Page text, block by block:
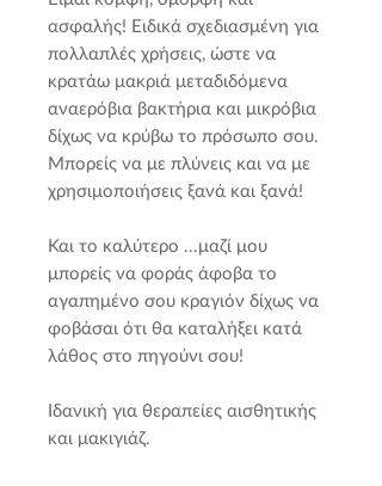
ασφαλής! Ειδικά σχεδιασμένη για
πολλαπλές χρήσεις, ώστε να
κρατάω μακριά μεταδιδόμενα
αναερόβια βακτήρια και μικρόβια
δίχως να κρύβω το πρόσωπο σου.
Μπορείς να με πλύνεις και να με
χρησιμοποιήσεις ξανά και ξανά!
Και το καλύτερο ...μαζί μου
μπορείς να φοράς άφοβα το
αγαπημένο σου κραγιόν δίχως να
φοβάσαι ότι θα καταλήξει κατά
λάθος στο πηγούνι σου!
Ιδανική για θεραπείες αισθητικής
και μακιγιάζ.